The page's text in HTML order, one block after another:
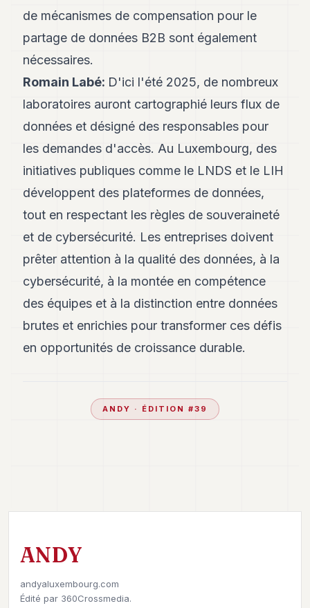
de mécanismes de compensation pour le
partage de données B2B sont également
nécessaires.
Romain Labé: D'ici l'été 2025, de nombreux
laboratoires auront cartographié leurs flux de
données et désigné des responsables pour
les demandes d'accès. Au Luxembourg, des
initiatives publiques comme le LNDS et le LIH
développent des plateformes de données,
tout en respectant les règles de souveraineté
et de cybersécurité. Les entreprises doivent
prêter attention à la qualité des données, à la
cybersécurité, à la montée en compétence
des équipes et à la distinction entre données
brutes et enrichies pour transformer ces défis
en opportunités de croissance durable.
ANDY · ÉDITION #39
ANDY
andyaluxembourg.com
Édité par 360Crossmedia.